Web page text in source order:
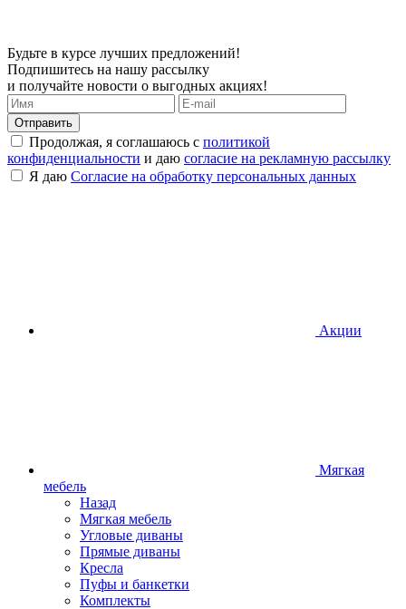
Будьте в курсе лучших предложений!
Подпишитесь на нашу рассылку
и получайте новости о выгодных акциях!
Продолжая, я соглашаюсь с политикой
конфиденциальности и даю согласие на рекламную рассылку
Я даю Согласие на обработку персональных данных
Акции
Мягкая
мебель
Назад
Мягкая мебель
Угловые диваны
Прямые диваны
Кресла
Пуфы и банкетки
Комплекты